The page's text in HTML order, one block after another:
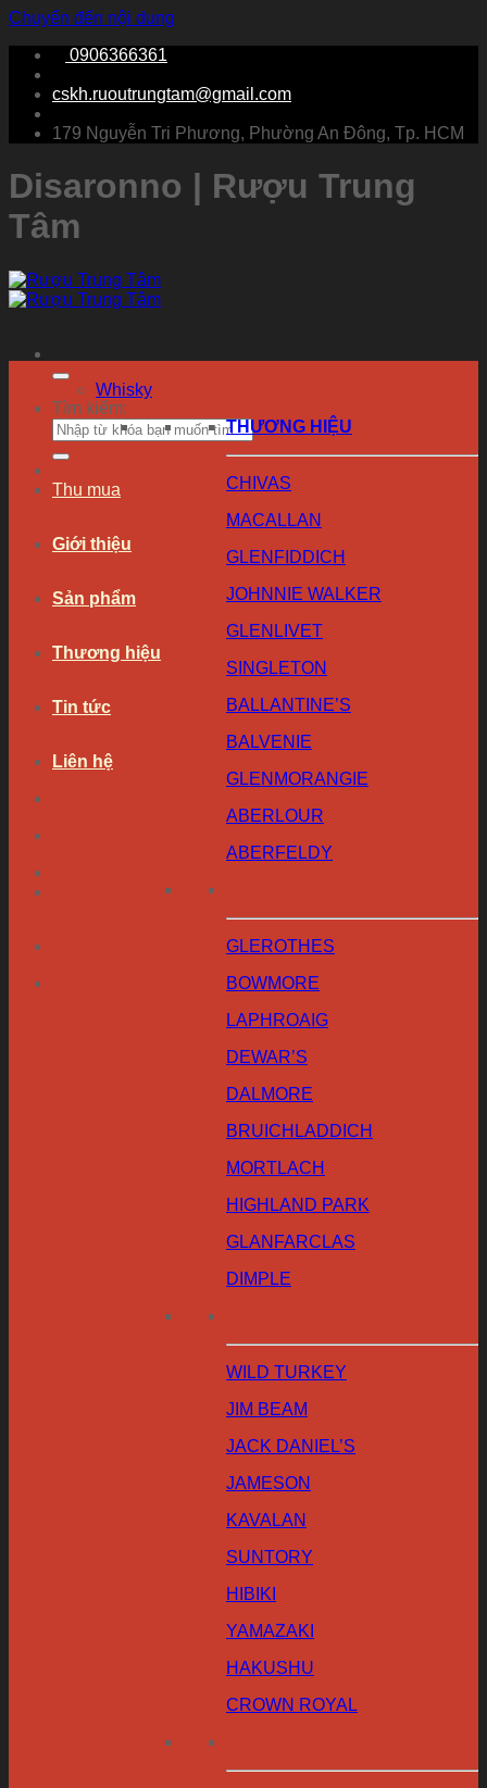
Chuyển đến nội dung
0906366361
cskh.ruoutrungtam@gmail.com
179 Nguyễn Tri Phương, Phường An Đông, Tp. HCM
Disaronno | Rượu Trung
Tâm
Tìm kiếm:
Thu mua
Giới thiệu
Sản phẩm
Thương hiệu
Tin tức
Liên hệ
Whisky
THƯƠNG HIỆU
CHIVAS
MACALLAN
GLENFIDDICH
JOHNNIE WALKER
GLENLIVET
SINGLETON
BALLANTINE’S
BALVENIE
GLENMORANGIE
ABERLOUR
ABERFELDY
GLEROTHES
BOWMORE
LAPHROAIG
DEWAR’S
DALMORE
BRUICHLADDICH
MORTLACH
HIGHLAND PARK
GLANFARCLAS
DIMPLE
WILD TURKEY
JIM BEAM
JACK DANIEL’S
JAMESON
KAVALAN
SUNTORY
HIBIKI
YAMAZAKI
HAKUSHU
CROWN ROYAL